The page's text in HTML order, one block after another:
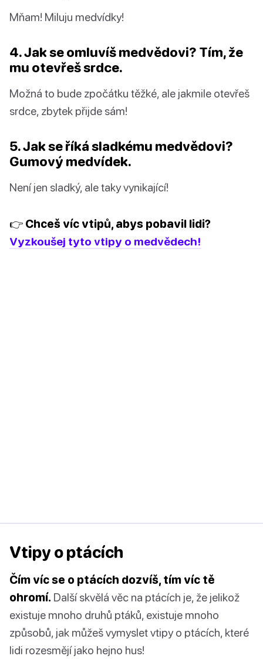
Mňam! Miluju medvídky!
4. Jak se omluvíš medvědovi? Tím, že
mu otevřeš srdce.
Možná to bude zpočátku těžké, ale jakmile otevřeš
srdce, zbytek přijde sám!
5. Jak se říká sladkému medvědovi?
Gumový medvídek.
Není jen sladký, ale taky vynikající!
👉 Chceš víc vtipů, abys pobavil lidi?
Vyzkoušej tyto vtipy o medvědech!
Vtipy o ptácích
Čím víc se o ptácích dozvíš, tím víc tě
ohromí. Další skvělá věc na ptácích je, že jelikož
existuje mnoho druhů ptáků, existuje mnoho
způsobů, jak můžeš vymyslet vtipy o ptácích, které
lidi rozesmějí jako hejno hus!